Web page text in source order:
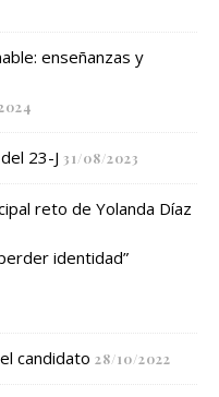
enseñanzas y
23-J 31/08/2023
reto de Yolanda Díaz
identidad”
candidato 28/10/2022